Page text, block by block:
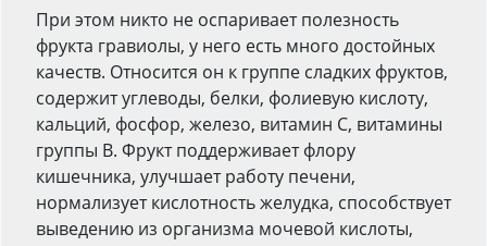
При этом никто не оспаривает полезность
фрукта гравиолы, у него есть много достойных
качеств. Относится он к группе сладких фруктов,
содержит углеводы, белки, фолиевую кислоту,
кальций, фосфор, железо, витамин С, витамины
группы В. Фрукт поддерживает флору
кишечника, улучшает работу печени,
нормализует кислотность желудка, способствует
выведению из организма мочевой кислоты,